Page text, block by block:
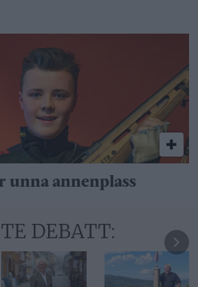
unna annenplass
DEBATT: